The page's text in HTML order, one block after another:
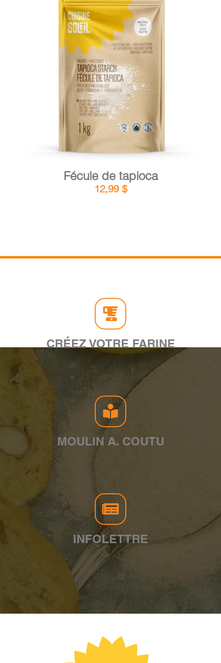
PANIER
EN
AJOUTER AU PANIER DÉTAILS
Fécule de tapioca
12,99 $
CRÉEZ VOTRE FARINE
MOULIN A. COUTU
INFOLETTRE